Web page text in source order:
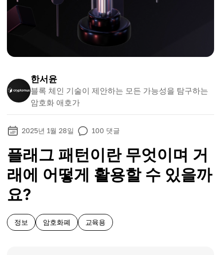
한서윤
블록 체인 기술이 제안하는 모든 가능성을 탐구하는
암호화 애호가
2025년 1월 28일 100 댓글
플래그 패턴이란 무엇이며 거
래에 어떻게 활용할 수 있을까
요?
정보 암호화폐 교육용